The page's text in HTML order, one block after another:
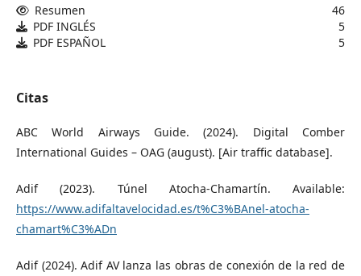
Resumen
46
PDF INGLÉS
5
PDF ESPAÑOL
5
Citas
ABC World Airways Guide. (2024). Digital Comber
International Guides – OAG (august). [Air traffic database].
Adif (2023). Túnel Atocha-Chamartín. Available:
https://www.adifaltavelocidad.es/t%C3%BAnel-atocha-
chamart%C3%ADn
Adif (2024). Adif AV lanza las obras de conexión de la red de